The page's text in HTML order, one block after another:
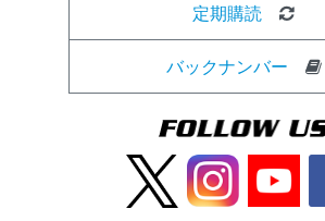
定期購読
バックナンバー